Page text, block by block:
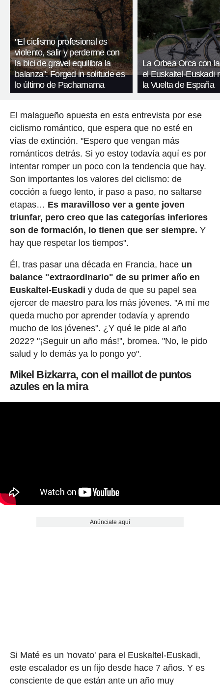
"El ciclismo profesional es
violento, salir y perderme con
la bici de gravel equilibra la
balanza": Forged in solitude es
lo último de Pachamama
La Orbea Orca con
el Euskaltel-Euskadi
la Vuelta de España
El malagueño apuesta en esta entrevista por ese
ciclismo romántico, que espera que no esté en
vías de extinción. "Espero que vengan más
románticos detrás. Si yo estoy todavía aquí es por
intentar romper un poco con la tendencia que hay.
Son importantes los valores del ciclismo: de
cocción a fuego lento, ir paso a paso, no saltarse
etapas… Es maravilloso ver a gente joven
triunfar, pero creo que las categorías inferiores
son de formación, lo tienen que ser siempre. Y
hay que respetar los tiempos".
Él, tras pasar una década en Francia, hace un
balance "extraordinario" de su primer año en
Euskaltel-Euskadi y duda de que su papel sea
ejercer de maestro para los más jóvenes. "A mí me
queda mucho por aprender todavía y aprendo
mucho de los jóvenes". ¿Y qué le pide al año
2022? "¡Seguir un año más!", bromea. "No, le pido
salud y lo demás ya lo pongo yo".
Mikel Bizkarra, con el maillot de puntos
azules en la mira
Anúnciate aquí
Si Maté es un 'novato' para el Euskaltel-Euskadi,
este escalador es un fijo desde hace 7 años. Y es
consciente de que están ante un año muy